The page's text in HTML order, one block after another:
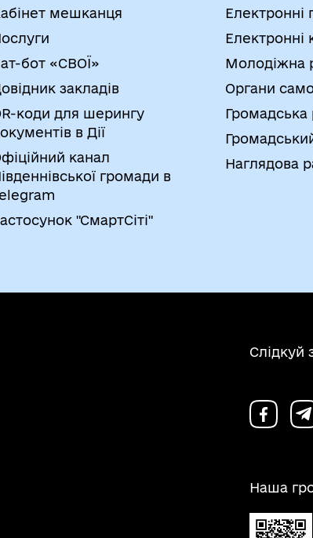
мешканця
бот «СВОЇ»
закладів
коди для шерингу
в Дії
канал
громади в
"СмартСіті"
Електронні
Електронні
Молодіжна
Органи
Громадська
Наглядова
Слідкуй
Наша